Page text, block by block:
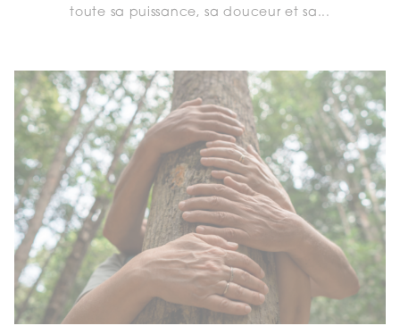
toute sa puissance, sa douceur et sa...